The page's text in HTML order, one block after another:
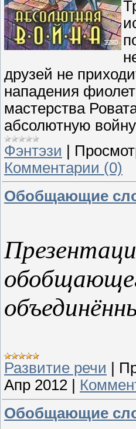
друзей не
нападения
мастерства
абсолютную
Фэнтэзи
Комментарии (0)
Обобщающие
Развитие речи
Апр 2012
Обобщающие